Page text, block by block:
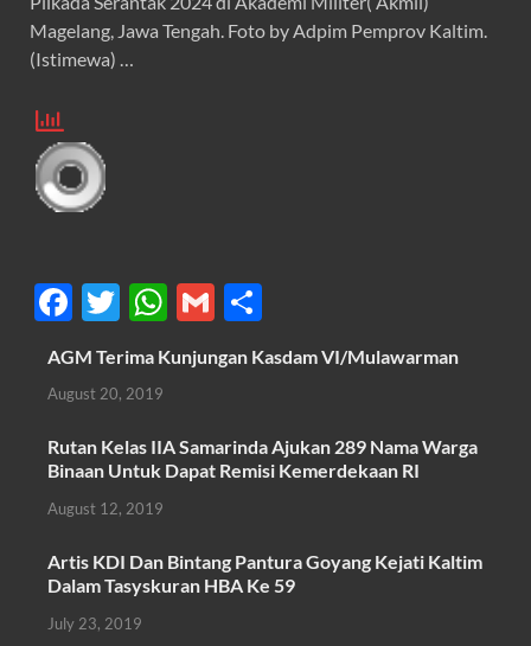
Magelang, Jawa Tengah. Foto by Adpim Pemprov Kaltim.
(Istimewa) …
F
ac
e
b
o
o
k
T
w
itt
er
W
h
at
A
p
G
ail
h
ar
AGM Terima Kunjungan Kasdam VI/Mulawarman
August 20, 2019
Rutan Kelas IIA Samarinda Ajukan 289 Nama Warga
Binaan Untuk Dapat Remisi Kemerdekaan RI
August 12, 2019
Artis KDI Dan Bintang Pantura Goyang Kejati Kaltim
Dalam Tasyskuran HBA Ke 59
July 23, 2019